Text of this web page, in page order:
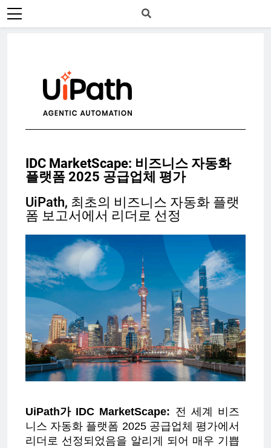
IDC MarketScape: 비즈니스 자동화
플랫폼 2025 공급업체 평가
UiPath, 최초의 비즈니스 자동화 플랫
폼 보고서에서 리더로 선정
UiPath가 IDC MarketScape: 전 세계 비즈
니스 자동화 플랫폼 2025 공급업체 평가에서
리더로 선정되었음을 알리게 되어 매우 기쁩